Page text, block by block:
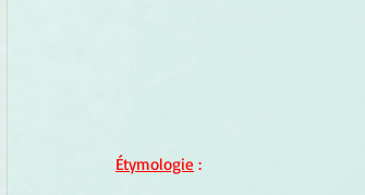
Étymologie :